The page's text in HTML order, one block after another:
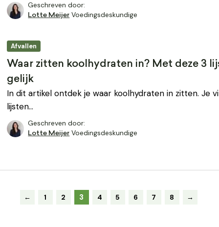
Geschreven door:
Lotte Meijer Voedingsdeskundige
Afvallen
Waar zitten koolhydraten in? Met deze 3
gelijk
In dit artikel ontdek je waar koolhydraten in zitten. Je
lijsten…
Geschreven door:
Lotte Meijer Voedingsdeskundige
← 1 2 3 4 5 6 7 8 →